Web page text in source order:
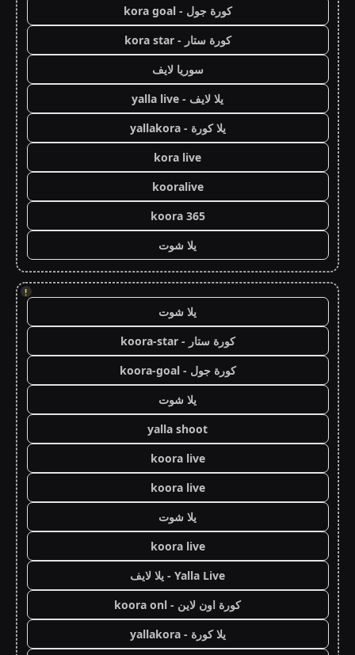
كورة جول - kora goal
كورة ستار - kora star
سوريا لايف
يلا لايف - yalla live
يلا كورة - yallakora
kora live
kooralive
koora 365
يلا شوت
!
يلا شوت
كورة ستار - koora-star
كورة جول - koora-goal
يلا شوت
yalla shoot
koora live
koora live
يلا شوت
koora live
Yalla Live - يلا لايف
كورة اون لاين - koora onl
يلا كورة - yallakora